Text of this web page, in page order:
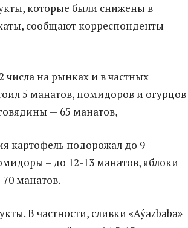
которые были снижены в
сообщают корреспонденты
числа на рынках и в частных
5 манатов, помидоров и огурцов
— 65 манатов,
картофель подорожал до 9
– до 12-13 манатов, яблоки
манатов.
В частности, сливки «Aýazbaba»